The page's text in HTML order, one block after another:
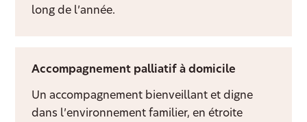
long de l’année.
Accompagnement palliatif à domicile
Un accompagnement bienveillant et digne
dans l’environnement familier, en étroite